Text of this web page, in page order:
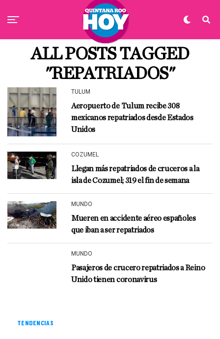
ALL POSTS TAGGED
"REPATRIADOS"
TULUM
Aeropuerto de Tulum recibe 308
mexicanos repatriados desde Estados
Unidos
COZUMEL
Llegan más repatriados de cruceros a la
isla de Cozumel; 319 el fin de semana
MUNDO
Mueren en accidente aéreo españoles
que iban a ser repatriados
MUNDO
Pasajeros de crucero repatriados a Reino
Unido tienen coronavirus
TENDENCIAS